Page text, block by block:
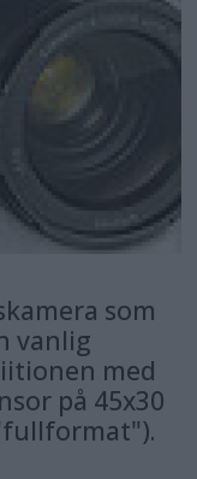
som
vanlig
med
på 45x30